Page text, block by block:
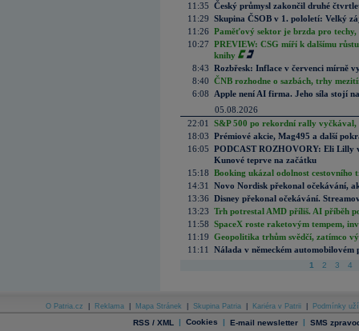
11:35 Český průmysl zakončil druhé
11:29 Skupina ČSOB v 1. pololetí: Velký
11:26 Paměťový sektor je brzda pro techy,
10:27 PREVIEW: CSG míří k dalšímu
knihy
8:43 Rozbřesk: Inflace v červenci mírně
8:40 ČNB rozhodne o sazbách, trhy
6:08
Apple není AI firma. Jeho síla stojí
05.08.2026
22:01
S&P 500 po rekordní rally vyčkával,
18:03 Prémiové akcie, Mag495 a další
16:05 PODCAST ROZHOVORY: Eli Lilly
Kunové teprve na začátku
15:18 Booking ukázal odolnost cestovního
14:31
Novo Nordisk překonal očekávání,
13:36 Disney překonal očekávání.
13:23 Trh potrestal AMD příliš. AI příběh
11:58 SpaceX roste raketovým tempem,
11:19 Geopolitika trhům svědčí, zatímco
11:11
Nálada v německém automobilovém
1 2 3 4
O Patria.cz Reklama Mapa Stránek Skupina Patria Kariéra v Patrii Podmínky
RSS / XML | Cookies | E-mail newsletter | SMS